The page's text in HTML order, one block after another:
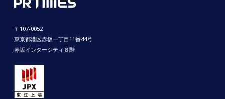
〒107-0052
東京都港区赤坂一丁目11番44号
赤坂インターシティ８階